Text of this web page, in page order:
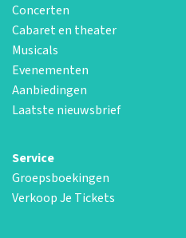
Concerten
Cabaret en theater
Musicals
Evenementen
Aanbiedingen
Laatste nieuwsbrief
Service
Groepsboekingen
Verkoop Je Tickets